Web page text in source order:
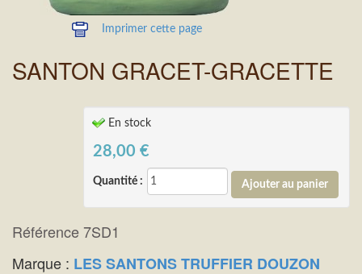
Imprimer cette page
SANTON GRACET-GRACETTE
En stock
28,00 €
Quantité :
Référence 7SD1
Marque : LES SANTONS TRUFFIER DOUZON